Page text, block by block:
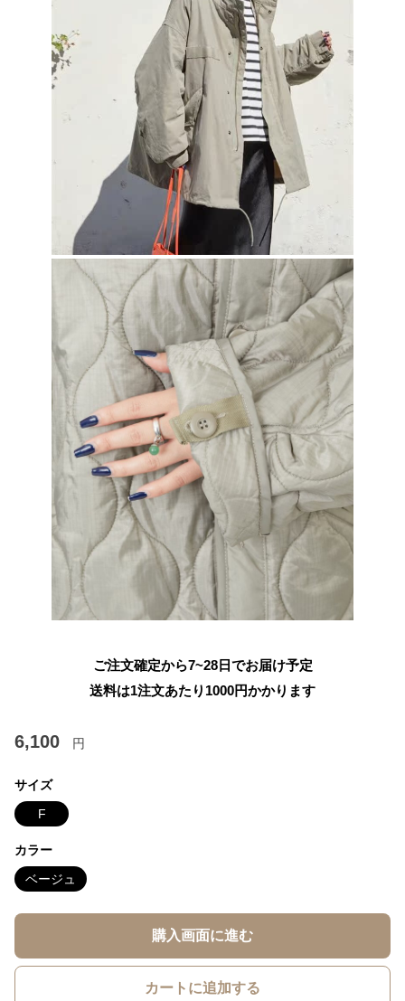
ご注文確定から7~28日でお届け予定
送料は1注文あたり 1000円かかります
6,100 円
サイズ
F
カラー
ベージュ
購入画面に進む
カートに追加する